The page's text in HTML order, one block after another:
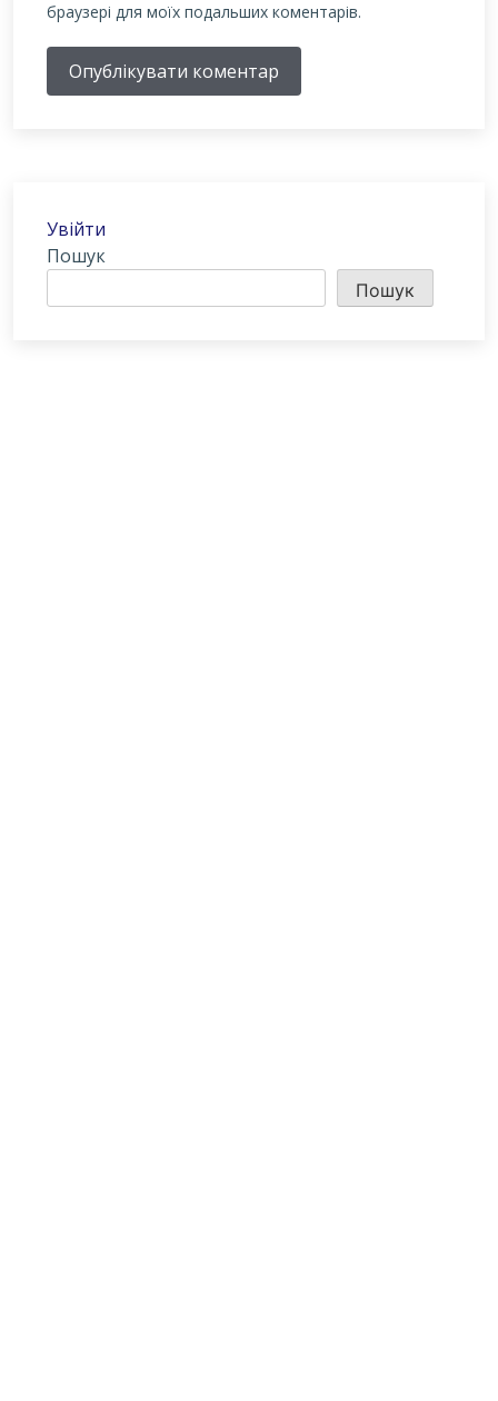
браузері для моїх подальших коментарів.
Опублікувати коментар
Увійти
Пошук
Пошук